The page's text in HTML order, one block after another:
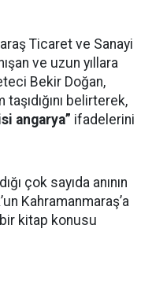
Ticaret ve Sanayi
ve uzun yıllara
Bekir Doğan,
belirterek,
angarya” ifadelerini
çok sayıda anının
Kahramanmaraş’a
bir kitap konusu